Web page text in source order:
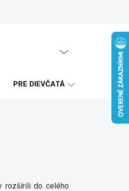
PRE DIEVČATÁ
rozšírili do celého